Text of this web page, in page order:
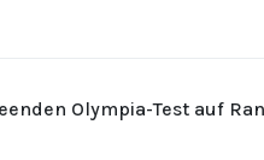
Olympia-Test auf